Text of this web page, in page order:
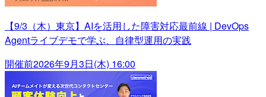
【9/3（木）東京】AIを活用した障害対応最前線 | DevOps
Agentライブデモで学ぶ、自律型運用の実践
開催前2026年9月3日(木) 16:00